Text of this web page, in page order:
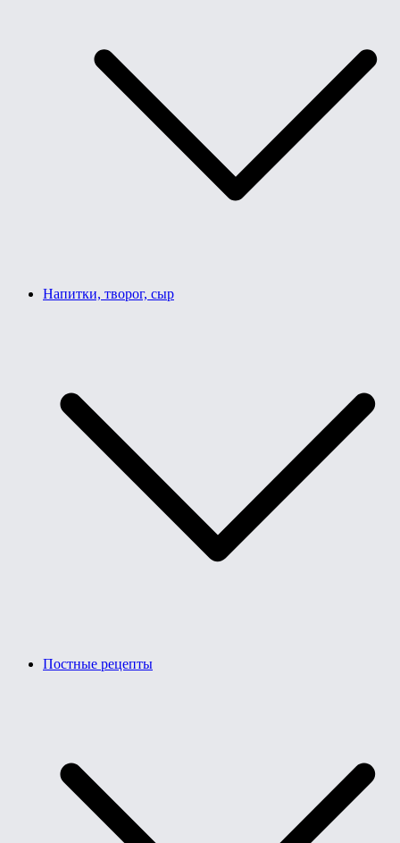
Напитки, творог, сыр
Постные рецепты